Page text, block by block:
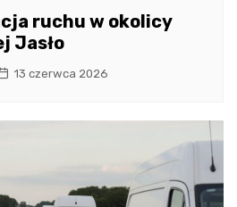
ruchu w okolicy
Jasło
13 czerwca 2026